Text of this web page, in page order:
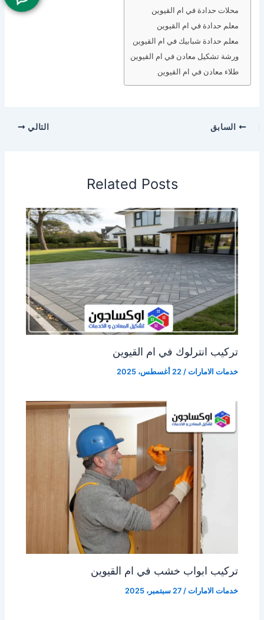
محلات حدادة في ام القيوين
معلم حدادة في ام القيوين
معلم حدادة شبابيك في ام القيوين
ورشة تشكيل معادن في ام القيوين
طلاء معادن في ام القيوين
السابق التالي
Related Posts
تركيب انترلوك في ام القيوين
خدمات الامارات / 22 أغسطس، 2025
تركيب ابواب خشب في ام القيوين
خدمات الامارات /27 سبتمبر، 2025